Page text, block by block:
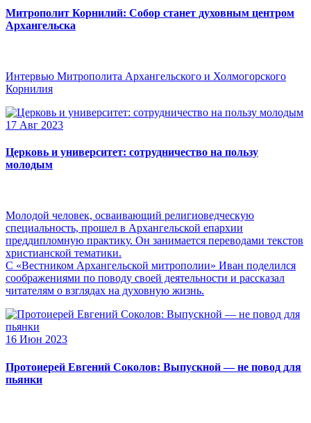
Митрополит Корнилий: Собор станет духовным центром
Архангельска
Интервью Митрополита Архангельского и Холмогорского
Корнилия
17 Авг 2023
Церковь и университет: сотрудничество на пользу
молодым
Молодой человек, осваивающий религиоведческую
специальность, прошел в Архангельской епархии
преддипломную практику. Он занимается переводами текстов
христианской тематики.
С «Вестником Архангельской митрополии» Иван поделился
соображениями по поводу своей деятельности и рассказал
читателям о взглядах на духовную жизнь.
16 Июн 2023
Протоиерей Евгений Соколов: Выпускной — не повод для
пьянки